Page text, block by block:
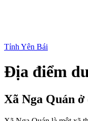
Tỉnh Yên Bái
Địa điểm
Xã Nga Quán ở